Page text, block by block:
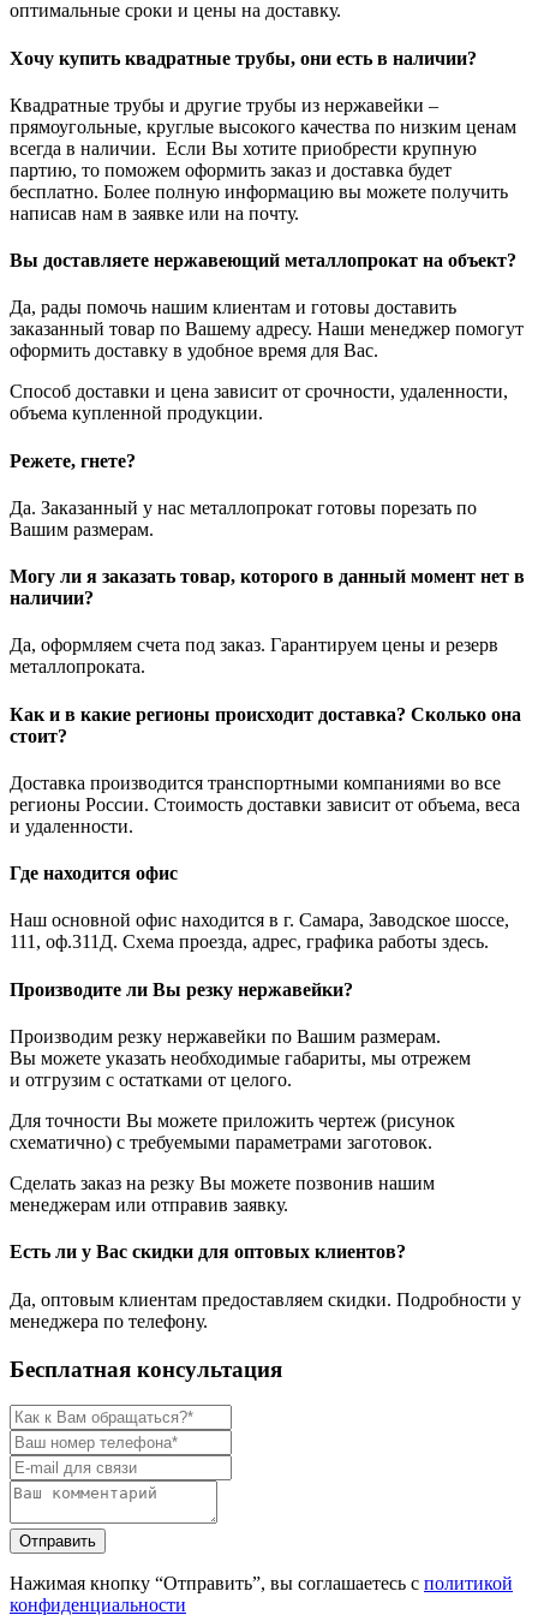
оптимальные сроки и цены на доставку.
Хочу купить квадратные трубы, они есть в наличии?
Квадратные трубы и другие трубы из нержавейки –
прямоугольные, круглые высокого качества по низким ценам
всегда в наличии. Если Вы хотите приобрести крупную
партию, то поможем оформить заказ и доставка будет
бесплатно. Более полную информацию вы можете получить
написав нам в заявке или на почту.
Вы доставляете нержавеющий металлопрокат на объект?
Да, рады помочь нашим клиентам и готовы доставить
заказанный товар по Вашему адресу. Наши менеджер помогут
оформить доставку в удобное время для Вас.
Способ доставки и цена зависит от срочности, удаленности,
объема купленной продукции.
Режете, гнете?
Да. Заказанный у нас металлопрокат готовы порезать по
Вашим размерам.
Могу ли я заказать товар, которого в данный момент нет в
наличии?
Да, оформляем счета под заказ. Гарантируем цены и резерв
металлопроката.
Как и в какие регионы происходит доставка? Сколько она
стоит?
Доставка производится транспортными компаниями во все
регионы России. Стоимость доставки зависит от объема, веса
и удаленности.
Где находится офис
Наш основной офис находится в г. Самара, Заводское шоссе,
111, оф.311Д. Схема проезда, адрес, графика работы здесь.
Производите ли Вы резку нержавейки?
Производим резку нержавейки по Вашим размерам.
Вы можете указать необходимые габариты, мы отрежем
и отгрузим с остатками от целого.
Для точности Вы можете приложить чертеж (рисунок
схематично) с требуемыми параметрами заготовок.
Сделать заказ на резку Вы можете позвонив нашим
менеджерам или отправив заявку.
Есть ли у Вас скидки для оптовых клиентов?
Да, оптовым клиентам предоставляем скидки. Подробности у
менеджера по телефону.
Бесплатная консультация
Нажимая кнопку “Отправить”, вы соглашаетесь с политикой
конфиденциальности